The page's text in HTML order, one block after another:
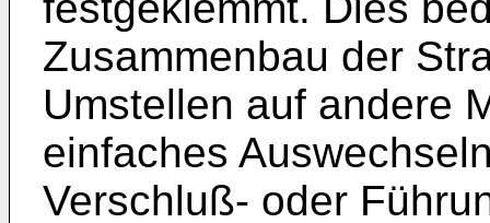
Zusammenbau der
Umstellen auf andere
einfaches
Verschluß- oder